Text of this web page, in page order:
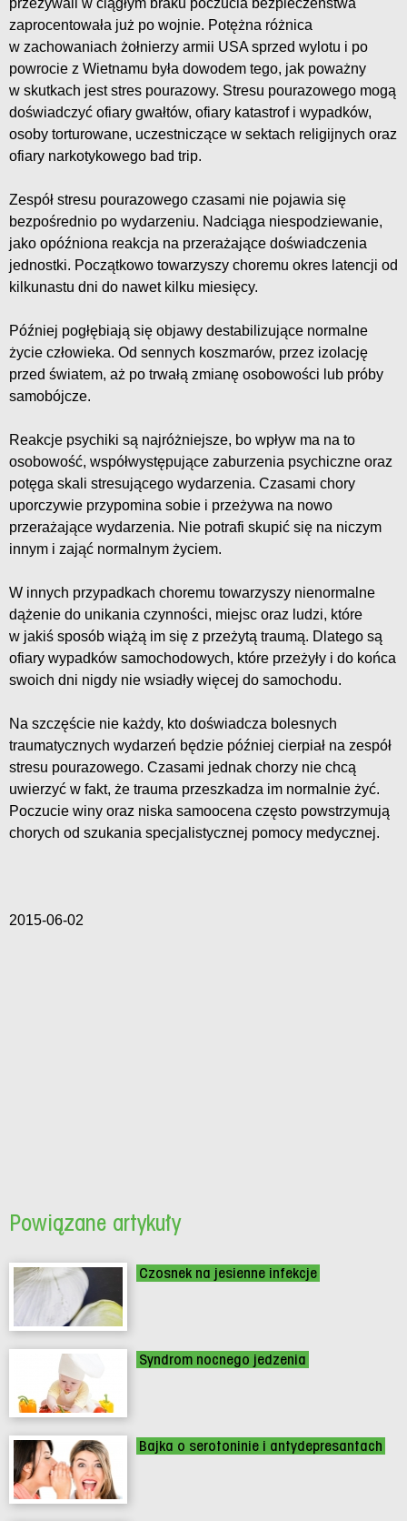
zaprocentowała już po wojnie. Potężna różnica
w zachowaniach żołnierzy armii USA sprzed wylotu i po
powrocie z Wietnamu była dowodem tego, jak poważny
w skutkach jest stres pourazowy. Stresu pourazowego mogą
doświadczyć ofiary gwałtów, ofiary katastrof i wypadków,
osoby torturowane, uczestniczące w sektach religijnych oraz
ofiary narkotykowego bad trip.
Zespół stresu pourazowego czasami nie pojawia się
bezpośrednio po wydarzeniu. Nadciąga niespodziewanie,
jako opóźniona reakcja na przerażające doświadczenia
jednostki. Początkowo towarzyszy choremu okres latencji od
kilkunastu dni do nawet kilku miesięcy.
Później pogłębiają się objawy destabilizujące normalne
życie człowieka. Od sennych koszmarów, przez izolację
przed światem, aż po trwałą zmianę osobowości lub próby
samobójcze.
Reakcje psychiki są najróżniejsze, bo wpływ ma na to
osobowość, współwystępujące zaburzenia psychiczne oraz
potęga skali stresującego wydarzenia. Czasami chory
uporczywie przypomina sobie i przeżywa na nowo
przerażające wydarzenia. Nie potrafi skupić się na niczym
innym i zająć normalnym życiem.
W innych przypadkach choremu towarzyszy nienormalne
dążenie do unikania czynności, miejsc oraz ludzi, które
w jakiś sposób wiążą im się z przeżytą traumą. Dlatego są
ofiary wypadków samochodowych, które przeżyły i do końca
swoich dni nigdy nie wsiadły więcej do samochodu.
Na szczęście nie każdy, kto doświadcza bolesnych
traumatycznych wydarzeń będzie później cierpiał na zespół
stresu pourazowego. Czasami jednak chorzy nie chcą
uwierzyć w fakt, że trauma przeszkadza im normalnie żyć.
Poczucie winy oraz niska samoocena często powstrzymują
chorych od szukania specjalistycznej pomocy medycznej.
2015-06-02
Powiązane artykuły
Czosnek na jesienne infekcje
Syndrom nocnego jedzenia
Bajka o serotoninie i antydepresantach